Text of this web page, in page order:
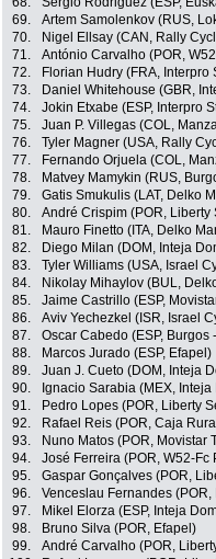
69.
Artem Samolenkov (RUS,
70.
Nigel Ellsay (CAN, Rally
71.
António Carvalho (POR,
72.
Florian Hudry (FRA, Interpro
73.
Daniel Whitehouse (GBR,
74.
Jokin Etxabe (ESP, Interpro
75.
Juan P. Villegas (COL,
76.
Tyler Magner (USA, Rally
77.
Fernando Orjuela (COL,
78.
Matvey Mamykin (RUS,
79.
Gatis Smukulis (LAT, Delko
80.
André Crispim (POR,
81.
Mauro Finetto (ITA, Delko
82.
Diego Milan (DOM, Inteja
83.
Tyler Williams (USA, Israel
84.
Nikolay Mihaylov (BUL,
85.
Jaime Castrillo (ESP,
86.
Aviv Yechezkel (ISR, Israel
87.
Oscar Cabedo (ESP, Burgos
88.
Marcos Jurado (ESP, Efapel)
89.
Juan J. Cueto (DOM, Inteja
90.
Ignacio Sarabia (MEX,
91.
Pedro Lopes (POR, Liberty
92.
Rafael Reis (POR, Caja
93.
Nuno Matos (POR, Movistar
94.
José Ferreira (POR, W52-Fc
95.
Gaspar Gonçalves (POR,
96.
Venceslau Fernandes
97.
Mikel Elorza (ESP, Inteja
98.
Bruno Silva (POR, Efapel)
99.
André Carvalho (POR,